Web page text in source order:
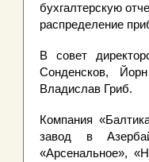
бухгалтерскую
распределение
В совет
Сонденсков,
Владислав Гриб.
Компания
завод в
«Арсенальное»,